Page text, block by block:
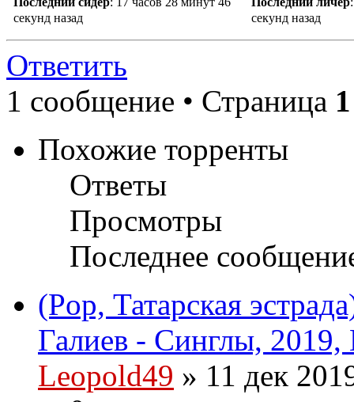
секунд назад
секунд назад
Ответить
1 сообщение • Страница 1
Похожие торренты
Ответы
Просмотры
Последнее
(Pop, Татарская
Галиев - Синглы, 2019,
Leopold49 » 11 дек